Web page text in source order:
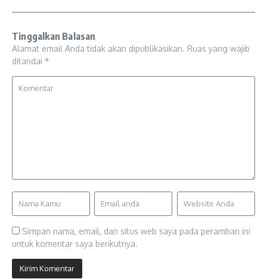
Tinggalkan Balasan
Alamat email Anda tidak akan dipublikasikan. Ruas yang wajib
ditandai *
Simpan nama, email, dan situs web saya pada peramban ini
untuk komentar saya berikutnya.